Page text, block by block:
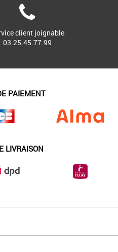
client joignable
03.25.45.77.99
PAIEMENT
LIVRAISON